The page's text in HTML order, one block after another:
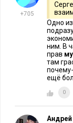
+705
Одно
ним. В
прав
там
ещё
0